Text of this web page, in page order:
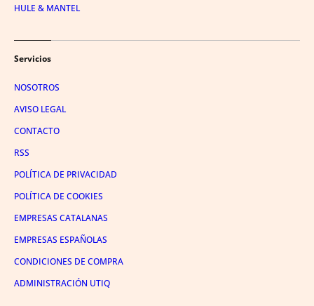
HULE & MANTEL
Servicios
NOSOTROS
AVISO LEGAL
CONTACTO
RSS
POLÍTICA DE PRIVACIDAD
POLÍTICA DE COOKIES
EMPRESAS CATALANAS
EMPRESAS ESPAÑOLAS
CONDICIONES DE COMPRA
ADMINISTRACIÓN UTIQ